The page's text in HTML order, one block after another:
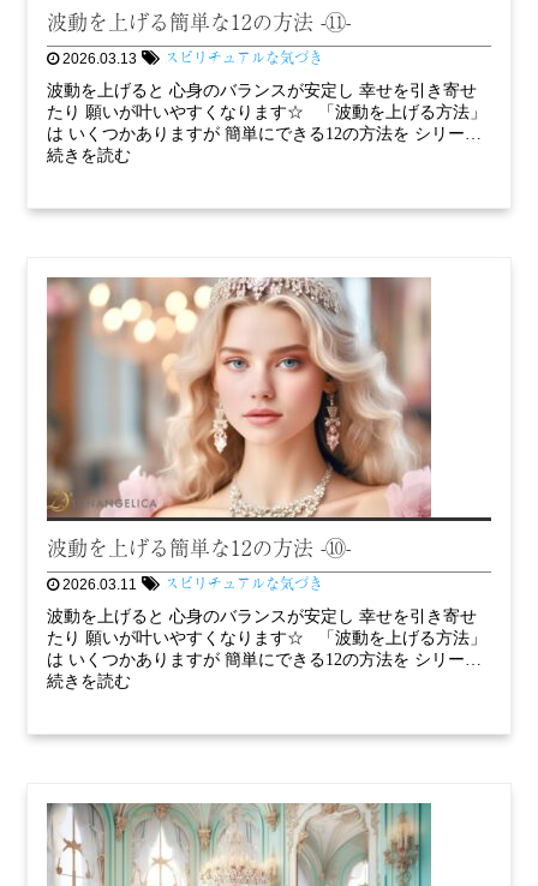
波動を上げる簡単な12の方法 -⑪-
2026.03.13 スピリチュアルな気づき
波動を上げると 心身のバランスが安定し 幸せを引き寄せ
たり 願いが叶いやすくなります☆ 「波動を上げる方法」
は いくつかありますが 簡単にできる12の方法を シリー…
続きを読む
波動を上げる簡単な12の方法 -⑩-
2026.03.11 スピリチュアルな気づき
波動を上げると 心身のバランスが安定し 幸せを引き寄せ
たり 願いが叶いやすくなります☆ 「波動を上げる方法」
は いくつかありますが 簡単にできる12の方法を シリー…
続きを読む